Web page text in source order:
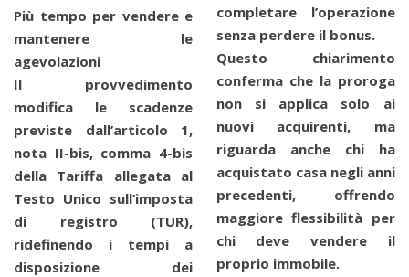
Più tempo per vendere e
mantenere le
agevolazioni
Il provvedimento
modifica le scadenze
previste dall’articolo 1,
nota II-bis, comma 4-bis
della Tariffa allegata al
Testo Unico sull’imposta
di registro (TUR),
ridefinendo i tempi a
disposizione dei
completare l’operazione
senza perdere il bonus.
Questo chiarimento
conferma che la proroga
non si applica solo ai
nuovi acquirenti, ma
riguarda anche chi ha
acquistato casa negli anni
precedenti, offrendo
maggiore flessibilità per
chi deve vendere il
proprio immobile.